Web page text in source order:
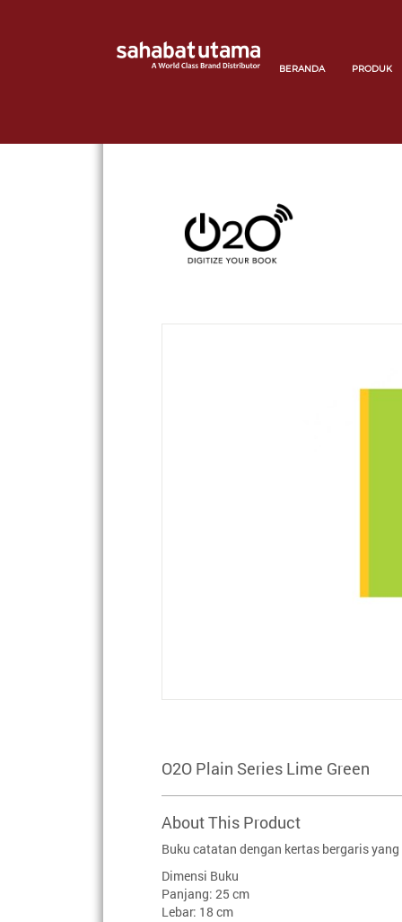
BERANDA PRODUK
O2O Plain Series Lime Green
About This Product
Buku catatan dengan kertas bergaris
Dimensi Buku
Panjang: 25 cm
Lebar: 18 cm